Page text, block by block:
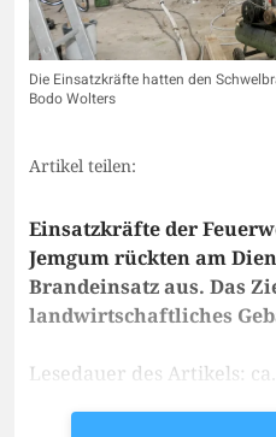
Die Einsatzkräfte hatten den
Bodo Wolters
Artikel teilen:
Einsatzkräfte der
Jemgum rückten am
Brandeinsatz aus. Das
landwirtschaftliches
Lesedauer des Artikels: